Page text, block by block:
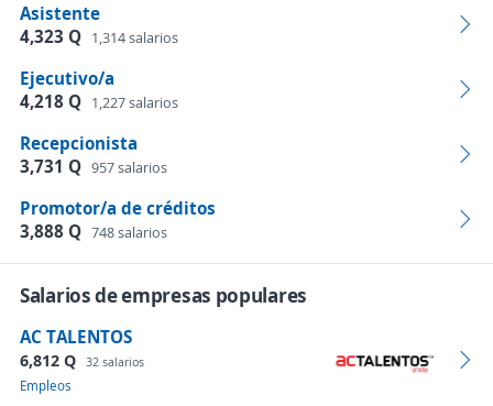
Asistente
4,323 Q 1,314 salarios
Ejecutivo/a
4,218 Q 1,227 salarios
Recepcionista
3,731 Q 957 salarios
Promotor/a de créditos
3,888 Q 748 salarios
Salarios de empresas populares
AC TALENTOS
6,812 Q 32 salarios
Empleos